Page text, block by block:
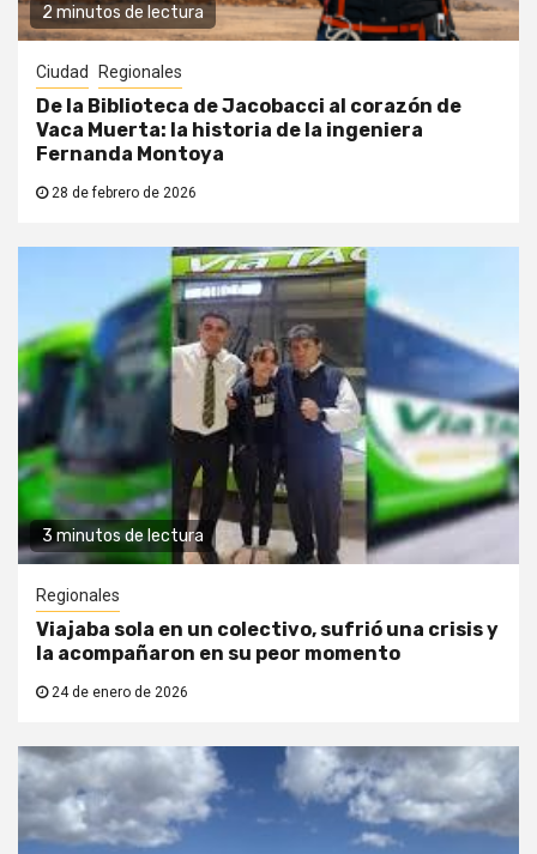
2 minutos de lectura
Ciudad Regionales
De la Biblioteca de Jacobacci al corazón de
Vaca Muerta: la historia de la ingeniera
Fernanda Montoya
28 de febrero de 2026
3 minutos de lectura
Regionales
Viajaba sola en un colectivo, sufrió una crisis y
la acompañaron en su peor momento
24 de enero de 2026